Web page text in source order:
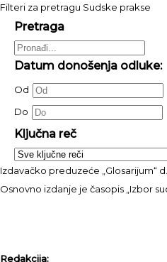
Filteri za pretragu Sudske prakse
Pretraga
Datum donošenja odluke:
Od
Do
Ključna reč
Izdavačko preduzeće „Glosarijum“
Osnovno izdanje je časopis „Izbor
Redakcija: